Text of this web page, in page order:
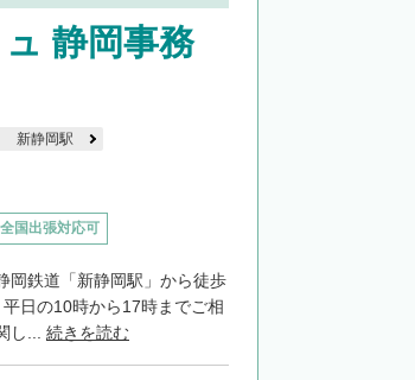
静岡事務
新静岡駅
全国出張対応可
岡鉄道「新静岡駅」から徒歩
日の10時から17時までご相
し... 続きを読む